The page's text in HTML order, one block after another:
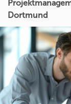
Dortmund